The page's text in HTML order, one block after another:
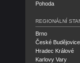
Pohoda
REGIONÁLNÍ
Brno
České Budějovice
Hradec Králové
Karlovy Vary